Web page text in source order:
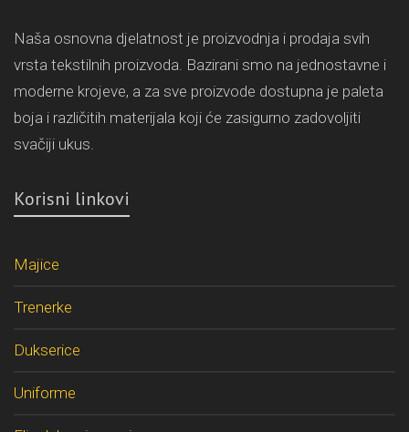
Naša osnovna djelatnost je proizvodnja i prodaja svih
vrsta tekstilnih proizvoda. Bazirani smo na jednostavne i
moderne krojeve, a za sve proizvode dostupna je paleta
boja i različitih materijala koji će zasigurno zadovoljiti
svačiji ukus.
Korisni linkovi
Majice
Trenerke
Dukserice
Uniforme